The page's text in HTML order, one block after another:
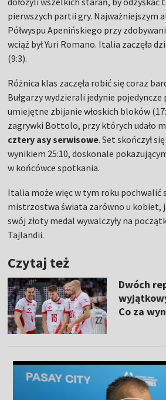
pierwszych partii gry. Najważniejszym
Półwyspu Apenińskiego przy
wciąż był Yuri Romano. Italia zaczęła
(9:3).
Różnica klas zaczęła robić się coraz
Bułgarzy wydzierali jedynie
umiejętne zbijanie włoskich bloków
zagrywki Bottolo, przy których udało
cztery asy serwisowe. Set skończył
wynikiem 25:10, doskonale
w końcówce spotkania.
Italia może więc w tym roku pochwalić
mistrzostwa świata zarówno u kobiet,
swój złoty medal wywalczyły na
Tajlandii.
Czytaj też
Dwóch
Co za